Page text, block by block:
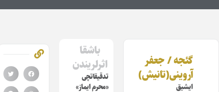
گئجه / جعفر
آروینی(تانیش)
ایشیق
باشقا
اثرلریندن
تدقیقاتچی
«محرم ایماز»